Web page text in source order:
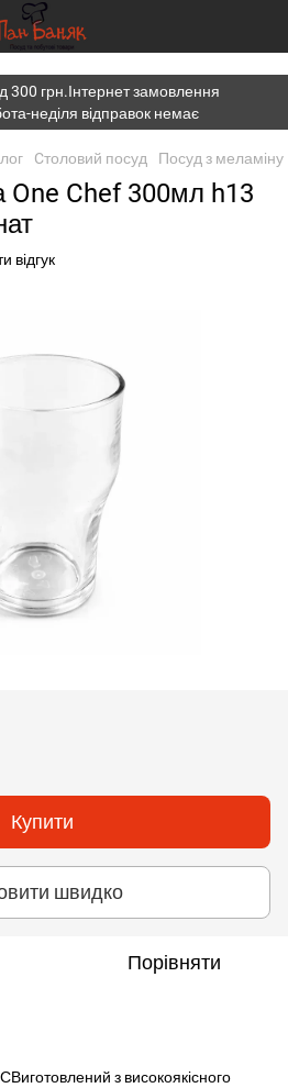
K7JWBM2W');
300 грн.Інтернет замовлення
неділя відправок немає
Cтоловий посуд Посуд з меламіну
One Chef 300мл h13
відгук
Купити
швидко
Порівняти
з високоякісного